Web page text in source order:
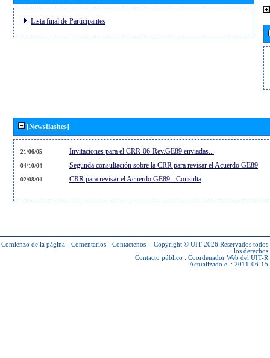
Lista final de Participantes
[Newsflashes]
21/06/05 Invitaciones para el CRR-06-Rev.GE89 enviadas...
04/10/04 Segunda consultación sobre la CRR para revisar el Acuerdo GE89
02/08/04 CRR para revisar el Acuerdo GE89 - Consulta
Comienzo de la página - Comentarios - Contáctenos - Copyright © UIT 2026 Reservados todos
los derechos
Contacto público : Coordenador Web del UIT-R
Actualizado el : 2011-06-15